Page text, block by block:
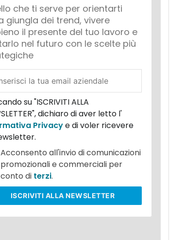
che ti serve per orientarti
giungla dei trend, vivere
il presente del tuo lavoro e
nel futuro con le scelte più
su "ISCRIVITI ALLA
dichiaro di aver letto l'
Privacye di voler ricevere
Acconsento all'invio di comunicazioni
promozionali e commerciali per
conto di terzi.
ISCRIVITI ALLA NEWSLETTER